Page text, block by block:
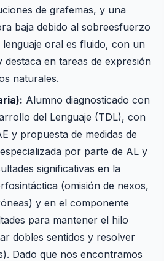
de grafemas, y una
baja debido al sobreesfuerzo
lenguaje oral es fluido, con un
en tareas de expresión
naturales.
Alumno diagnosticado con
del Lenguaje (TDL), con
y propuesta de medidas de
por parte de AL y
significativas en la
(omisión de nexos,
y en el componente
para mantener el hilo
dobles sentidos y resolver
Dado que nos encontramos